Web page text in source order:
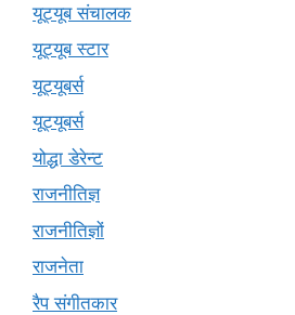
यूट्यूब संचालक
यूट्यूब स्टार
यूट्यूबर्स
यूट्‍यूबर्स
योद्धा डेरेन्ट
राजनीतिज्ञ
राजनीतिज्ञों
राजनेता
रैप संगीतकार